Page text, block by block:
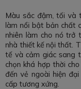
Màu sắc đậm, tối và
làm nổi bật bản chất
nhiên làm cho nó trở
nhà thiết kế nội thất.
tế và cảm giác sang
chọn khá hợp thời
đến vẻ ngoài hiện
cấp tương xứng.